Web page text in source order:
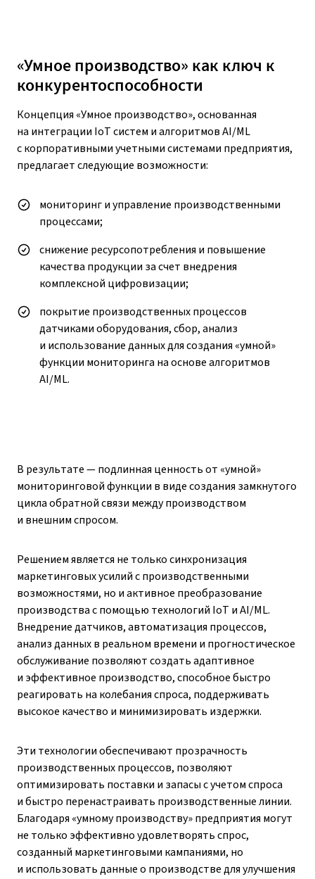
«Умное производство» как ключ к
конкурентоспособности
Концепция «Умное производство», основанная
на интеграции IoT систем и алгоритмов AI/ML
с корпоративными учетными системами предприятия,
предлагает следующие возможности:
мониторинг и управление производственными
процессами;
снижение ресурсопотребления и повышение
качества продукции за счет внедрения
комплексной цифровизации;
покрытие производственных процессов
датчиками оборудования, сбор, анализ
и использование данных для создания «умной»
функции мониторинга на основе алгоритмов
AI/ML.
В результате — подлинная ценность от «умной»
мониторинговой функции в виде создания замкнутого
цикла обратной связи между производством
и внешним спросом.
Решением является не только синхронизация
маркетинговых усилий с производственными
возможностями, но и активное преобразование
производства с помощью технологий IoT и AI/ML.
Внедрение датчиков, автоматизация процессов,
анализ данных в реальном времени и прогностическое
обслуживание позволяют создать адаптивное
и эффективное производство, способное быстро
реагировать на колебания спроса, поддерживать
высокое качество и минимизировать издержки.
Эти технологии обеспечивают прозрачность
производственных процессов, позволяют
оптимизировать поставки и запасы с учетом спроса
и быстро перенастраивать производственные линии.
Благодаря «умному производству» предприятия могут
не только эффективно удовлетворять спрос,
созданный маркетинговыми кампаниями, но
и использовать данные о производстве для улучшения